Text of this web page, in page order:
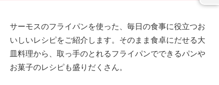
開
き
ま
す
サーモスのフライパンを使った、毎日の食事に役立つお
いしいレシピをご紹介します。そのまま食卓にだせる大
皿料理から、取っ手のとれるフライパンでできるパンや
お菓子のレシピも盛りだくさん。